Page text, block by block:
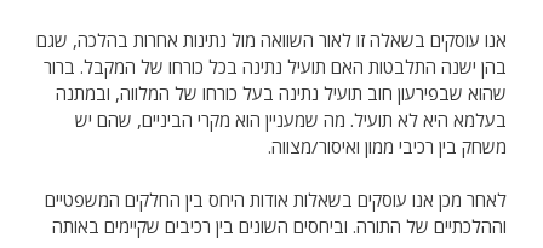
אנו עוסקים בשאלה זו לאור השוואה מול נתינות אחרות בהלכה, שגם
בהן ישנה התלבטות האם תועיל נתינה בכל כורחו של המקבל. ברור
שהוא שבפירעון חוב תועיל נתינה בעל כורחו של המלווה, ובמתנה
בעלמא היא לא תועיל. מה שמעניין הוא מקרי הביניים, שהם יש
משחק בין רכיבי ממון ואיסור/מצווה.
לאחר מכן אנו עוסקים בשאלות אודות היחס בין החלקים המשפטיים
וההלכתיים של התורה. וביחסים השונים בין רכיבים שקיימים באותה